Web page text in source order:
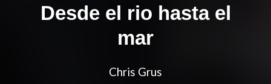
Desde el rio hasta el
mar
Chris Grus